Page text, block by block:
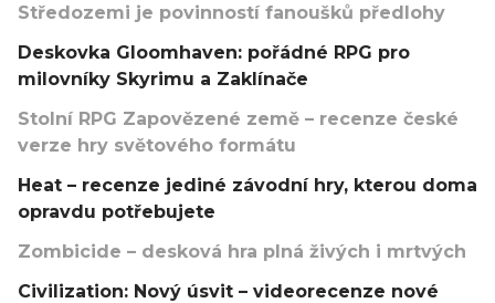
Středozemi je povinností fanoušků předlohy
Deskovka Gloomhaven: pořádné RPG pro
milovníky Skyrimu a Zaklínače
Stolní RPG Zapovězené země – recenze české
verze hry světového formátu
Heat – recenze jediné závodní hry, kterou doma
opravdu potřebujete
Zombicide – desková hra plná živých i mrtvých
Civilization: Nový úsvit – videorecenze nové